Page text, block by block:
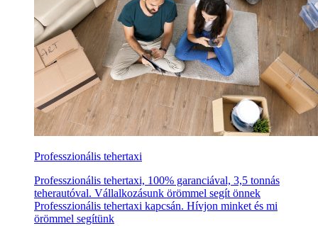
Professzionális tehertaxi
Professzionális tehertaxi, 100% garanciával, 3,5 tonnás
teherautóval. Vállalkozásunk örömmel segít önnek
Professzionális tehertaxi kapcsán. Hívjon minket és mi
örömmel segítünk